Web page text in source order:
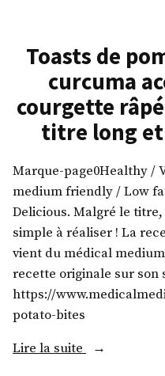
Toasts de
curcuma
courgette
titre long et
Marque-page0Healthy /
medium friendly / Low
Delicious. Malgré le
simple à réaliser ! La
vient du médical
recette originale sur son
https://
potato-bites
Lire la suite
« Toasts